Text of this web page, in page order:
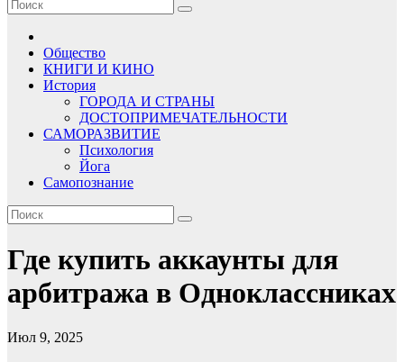
Общество
КНИГИ И КИНО
История
ГОРОДА И СТРАНЫ
ДОСТОПРИМЕЧАТЕЛЬНОСТИ
САМОРАЗВИТИЕ
Психология
Йога
Самопознание
Где купить аккаунты для
арбитража в Одноклассниках
Июл 9, 2025